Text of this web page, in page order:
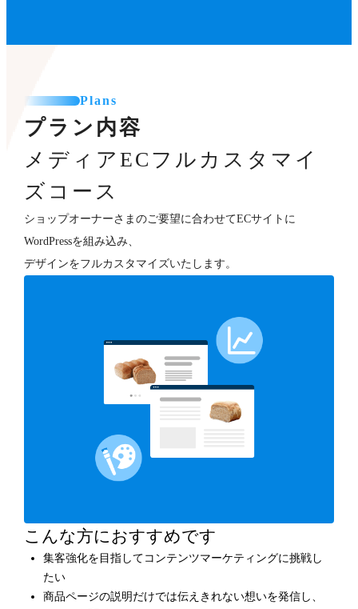
Plans
プラン内容
メディアECフルカスタマイ
ズコース
ショップオーナーさまのご要望に合わせてECサイトに
WordPressを組み込み、
デザインをフルカスタマイズいたします。
こんな方におすすめです
集客強化を目指してコンテンツマーケティングに挑戦し
たい
商品ページの説明だけでは伝えきれない想いを発信し、